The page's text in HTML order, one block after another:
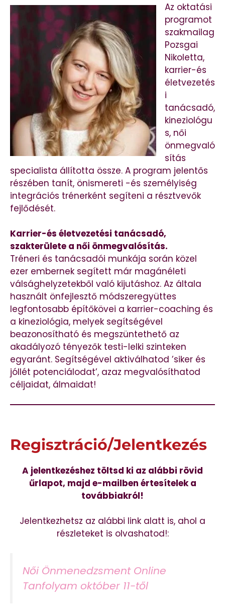
Az oktatási
programot
szakmailag
Pozsgai
Nikoletta,
karrier-és
életvezetés
i
tanácsadó,
kineziológu
s, női
önmegvaló
sítás
specialista állította össze. A program jelentős
részében tanít, önismereti -és személyiség
integrációs trénerként segíteni a résztvevők
fejlődését.
Karrier-és életvezetési tanácsadó,
szakterülete a női önmegvalósítás.
Tréneri és tanácsadói munkája során közel
ezer embernek segített már magánéleti
válsághelyzetekből való kijutáshoz. Az általa
használt önfejlesztő módszeregyüttes
legfontosabb építőkövei a karrier-coaching és
a kineziológia, melyek segítségével
beazonosítható és megszüntethető az
akadályozó tényezők testi-lelki szinteken
egyaránt. Segítségével aktiválhatod ’siker és
jóllét potenciálodat’, azaz megvalósíthatod
céljaidat, álmaidat!
Regisztráció/Jelentkezés
A jelentkezéshez töltsd ki az alábbi rövid
űrlapot, majd e-mailben értesítelek a
továbbiakról!
Jelentkezhetsz az alábbi link alatt is, ahol a
részleteket is olvashatod!:
Női Önmenedzsment Online
Tanfolyam október 11-től